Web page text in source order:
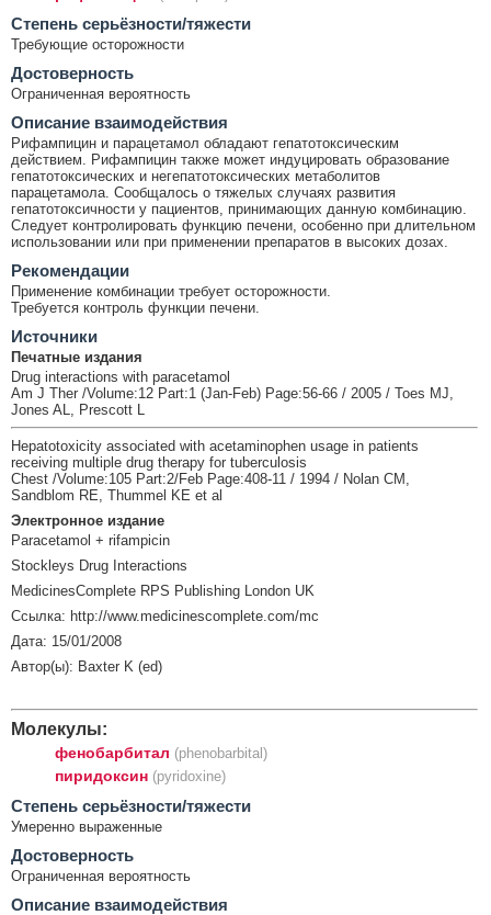
Cтепень серьёзности/тяжести
Требующие осторожности
Достоверность
Ограниченная вероятность
Описание взаимодействия
Рифампицин и парацетамол обладают гепатотоксическим
действием. Рифампицин также может индуцировать образование
гепатотоксических и негепатотоксических метаболитов
парацетамола. Сообщалось о тяжелых случаях развития
гепатотоксичности у пациентов, принимающих данную комбинацию.
Следует контролировать функцию печени, особенно при длительном
использовании или при применении препаратов в высоких дозах.
Рекомендации
Применение комбинации требует осторожности.
Требуется контроль функции печени.
Источники
Печатные издания
Drug interactions with paracetamol
Am J Ther /Volume:12 Part:1 (Jan-Feb) Page:56-66 / 2005 / Toes MJ,
Jones AL, Prescott L
Hepatotoxicity associated with acetaminophen usage in patients
receiving multiple drug therapy for tuberculosis
Chest /Volume:105 Part:2/Feb Page:408-11 / 1994 / Nolan CM,
Sandblom RE, Thummel KE et al
Электронное издание
Paracetamol + rifampicin
Stockleys Drug Interactions
MedicinesComplete RPS Publishing London UK
Ссылка: http://www.medicinescomplete.com/mc
Дата: 15/01/2008
Автор(ы): Baxter K (ed)
Молекулы:
фенобарбитал (phenobarbital)
пиридоксин (pyridoxine)
Cтепень серьёзности/тяжести
Умеренно выраженные
Достоверность
Ограниченная вероятность
Описание взаимодействия